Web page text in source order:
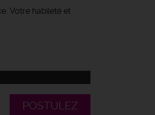
Votre habileté et
POSTULEZ